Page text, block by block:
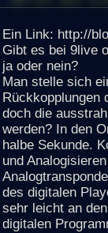
Ein Link: http://
Gibt es bei 9live
ja oder nein?
Man stelle sich
Rückkopplungen
doch die
werden? In den
halbe Sekunde.
und
des digitalen
sehr leicht an
digitalen